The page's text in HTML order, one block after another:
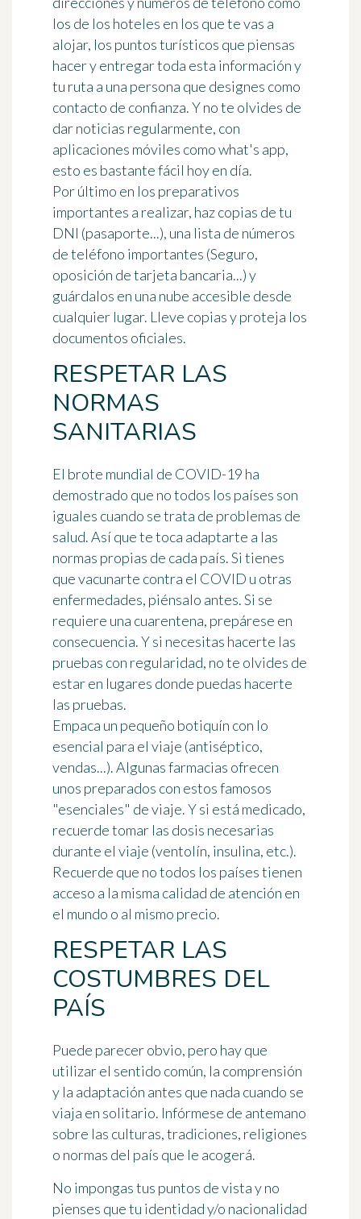
los de los hoteles en los que te vas a
alojar, los puntos turísticos que piensas
hacer yentregar toda esta información y
tu ruta a una persona que designes como
contacto de confianza. Y no te olvides de
dar noticias regularmente, con
aplicaciones móviles como what's app,
esto es bastante fácil hoy en día.
Por último en los preparativos
importantes a realizar, haz copias de tu
DNI (pasaporte...), una lista de números
de teléfono importantes (Seguro,
oposición de tarjeta bancaria...) y
guárdalos en una nube accesible desde
cualquier lugar. Lleve copias y proteja los
documentos oficiales.
RESPETAR LAS
NORMAS
SANITARIAS
El brote mundial de COVID-19 ha
demostrado que no todos los países son
iguales cuando se trata de problemas de
salud. Así que te toca adaptarte a las
normas propias de cada país. Si tienes
que vacunarte contra el COVID u otras
enfermedades, piénsalo antes. Si se
requiere una cuarentena, prepárese en
consecuencia. Y si necesitas hacerte las
pruebas con regularidad, no te olvides de
estar en lugares donde puedas hacerte
las pruebas.
Empaca un pequeño botiquín con lo
esencial para el viaje (antiséptico,
vendas...). Algunas farmacias ofrecen
unos preparados con estos famosos
"esenciales" de viaje. Y si está medicado,
recuerde tomar las dosis necesarias
durante el viaje (ventolín, insulina, etc.).
Recuerde que no todos los países tienen
acceso a la misma calidad de atención en
el mundo o al mismo precio.
RESPETAR LAS
COSTUMBRES DEL
PAÍS
Puede parecer obvio, pero hay que
utilizar el sentido común, la comprensión
y la adaptación antes que nada cuando se
viaja en solitario. Infórmese de antemano
sobre las culturas, tradiciones, religiones
o normas del país que le acogerá.
No impongas tus puntos de vista y no
pienses que tu identidad y/o nacionalidad